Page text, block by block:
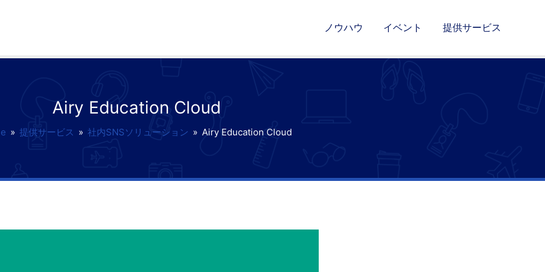
ノウハウ イベント 提供サービス
Airy Education Cloud
» 提供サービス » 社内SNSソリューション » Airy Education Cloud